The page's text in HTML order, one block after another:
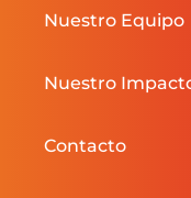
Nuestro Equipo
Nuestro
Contacto